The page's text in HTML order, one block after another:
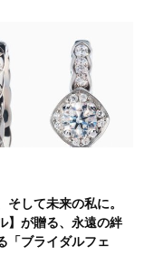
スフリーコーデで真
能
ム到来！「ゆったり
の新定番に
そして未来の私に。
】が贈る、永遠の絆
「ブライダルフェ